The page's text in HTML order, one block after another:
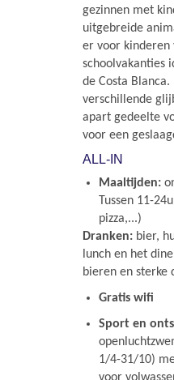
gezinnen met
uitgebreide
er voor kinderen
schoolvakanties
de Costa
verschillende
apart gedeelte
voor een
ALL-IN
Maaltijden:
Tussen 11-
pizza,...)
Dranken: bier,
lunch en het
bieren en sterke
Gratis wifi
Sport en
1/4-31/10)